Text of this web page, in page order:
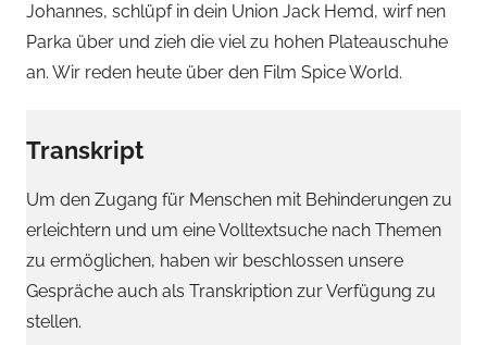
Johannes, schlüpf in dein Union Jack Hemd, wirf nen
Parka über und zieh die viel zu hohen Plateauschuhe
an. Wir reden heute über den Film Spice World.
Transkript
Um den Zugang für Menschen mit Behinderungen zu
erleichtern und um eine Volltextsuche nach Themen
zu ermöglichen, haben wir beschlossen unsere
Gespräche auch als Transkription zur Verfügung zu
stellen.